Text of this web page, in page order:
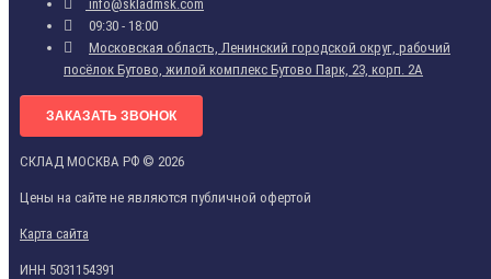
info@skladmsk.com
09:30 - 18:00
Московская область, Ленинский городской округ, рабочий
посёлок Бутово, жилой комплекс Бутово Парк, 23, корп. 2А
ЗАКАЗАТЬ ЗВОНОК
СКЛАД МОСКВА РФ © 2026
Цены на сайте не являются публичной офертой
Карта сайта
ИНН 5031154391